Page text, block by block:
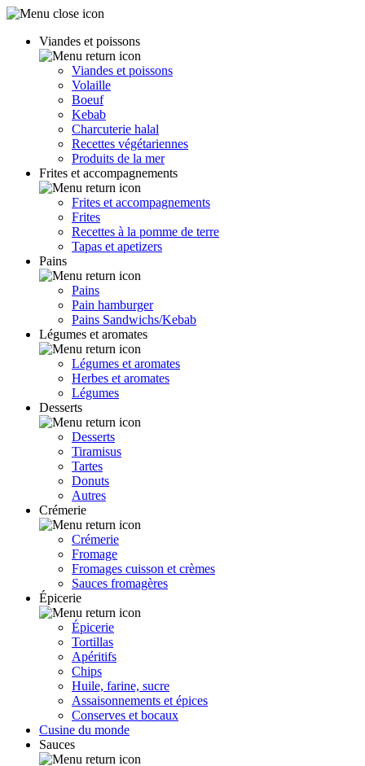
Viandes et poissons
Viandes et poissons
Volaille
Boeuf
Kebab
Charcuterie halal
Recettes végétariennes
Produits de la mer
Frites et accompagnements
Frites et accompagnements
Frites
Recettes à la pomme de terre
Tapas et apetizers
Pains
Pains
Pain hamburger
Pains Sandwichs/Kebab
Légumes et aromates
Légumes et aromates
Herbes et aromates
Légumes
Desserts
Desserts
Tiramisus
Tartes
Donuts
Autres
Crémerie
Crémerie
Fromage
Fromages cuisson et crèmes
Sauces fromagères
Épicerie
Épicerie
Tortillas
Apéritifs
Chips
Huile, farine, sucre
Assaisonnements et épices
Conserves et bocaux
Cusine du monde
Sauces